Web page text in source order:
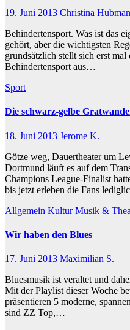
19. Juni 2013 Christina
Behindertensport. Was ist das
gehört, aber die wichtigsten
grundsätzlich stellt sich erst
Behindertensport aus…
Sport
Die schwarz-gelbe
18. Juni 2013 Jerome K.
Götze weg, Dauertheater um
Dortmund läuft es auf dem
Champions League-Finalist
bis jetzt erleben die Fans
Allgemein KulturMusik &
Wir haben den Blues
17. Juni 2013 Maximilian S.
Bluesmusik ist veraltet und
Mit der Playlist dieser Woche
präsentieren 5 moderne,
sind ZZ Top,…